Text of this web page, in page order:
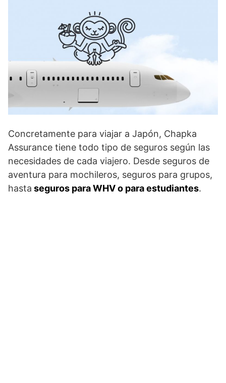
Concretamente para viajar a Japón, Chapka
Assurance tiene todo tipo de seguros según las
necesidades de cada viajero. Desde seguros de
aventura para mochileros, seguros para grupos,
hasta seguros para WHV o para estudiantes.